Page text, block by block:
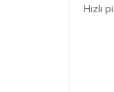
Hızlı